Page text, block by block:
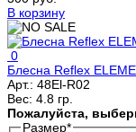
В корзину
0
Блесна Reflex
Арт.: 48El-R02
Вес: 4.8 гр.
Пожалуйста,
Размер*